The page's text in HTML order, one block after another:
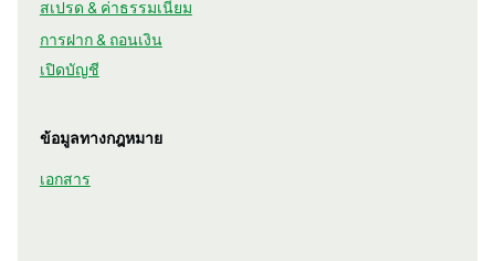
สเปรด & ค่าธรรมเนียม
การฝาก & ถอนเงิน
เปิดบัญชี
ข้อมูลทางกฎหมาย
เอกสาร